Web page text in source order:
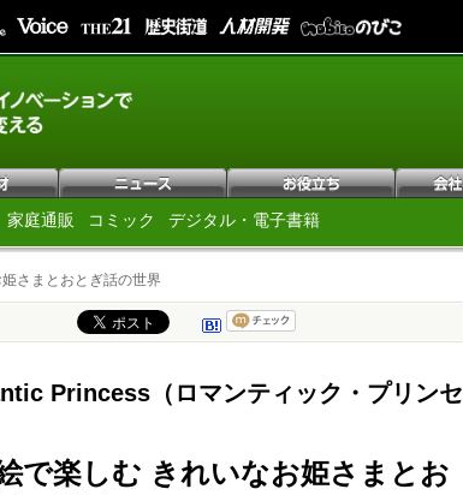
家庭通販 コミック デジタル・電子書籍
さまとおとぎ話の世界
Princess（ロマンティック・プリンセ
で楽しむ きれいなお姫さまとお